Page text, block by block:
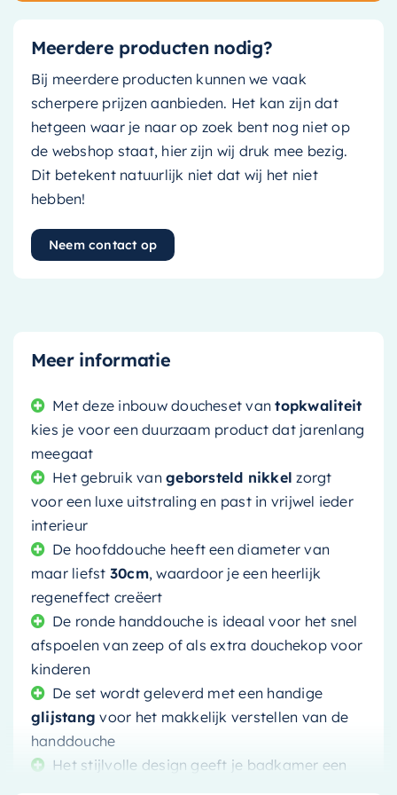
Meerdere producten nodig?
Bij meerdere producten kunnen we vaak
scherpere prijzen aanbieden. Het kan zijn dat
hetgeen waar je naar op zoek bent nog niet op
de webshop staat, hier zijn wij druk mee bezig.
Dit betekent natuurlijk niet dat wij het niet
hebben!
Neem contact op
Meer informatie
Met deze inbouw doucheset vantopkwaliteit
kies je voor een duurzaam product dat jarenlang
meegaat
Het gebruik vangeborsteld nikkel zorgt
voor een luxe uitstraling en past in vrijwel ieder
interieur
De hoofddouche heeft een diameter van
maar liefst 30cm, waardoor je een heerlijk
regeneffect creëert
De ronde handdouche is ideaal voor het snel
afspoelen van zeep of als extra douchekop voor
kinderen
De set wordt geleverd met een handige
glijstang voor het makkelijk verstellen van de
handdouche
Het stijlvolle design geeft je badkamer een